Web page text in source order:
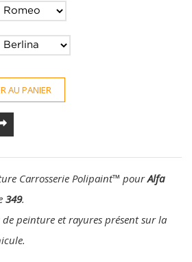
AU PANIER
Carrosserie Polipaint™ pourAlfa
349.
peinture et rayures présent sur la